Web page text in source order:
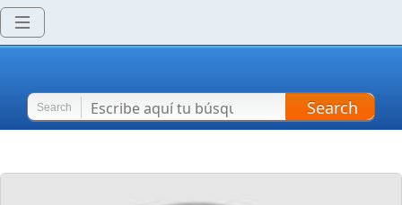
Search Search